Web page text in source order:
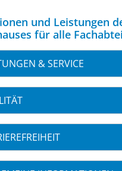
und Leistungen
für alle
& SERVICE